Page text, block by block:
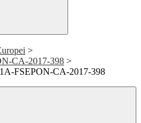
>
CA-2017-398 >
FSEPON-CA-2017-398